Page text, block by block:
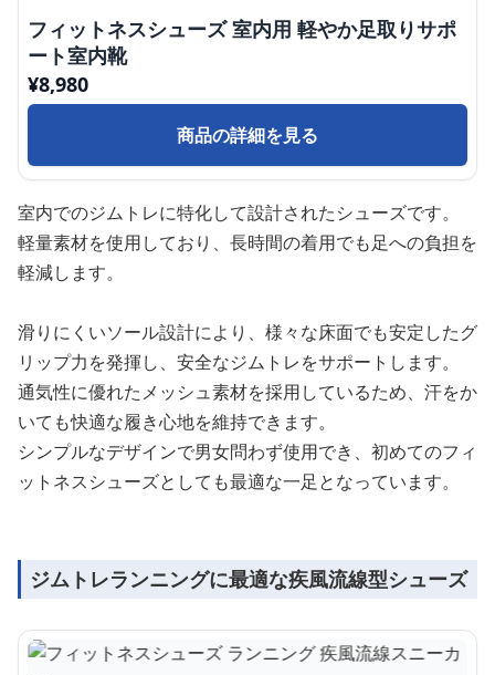
フィットネスシューズ 室内用 軽やか足取りサポ
ート室内靴
¥8,980
商品の詳細を見る
室内でのジムトレに特化して設計されたシューズです。
軽量素材を使用しており、長時間の着用でも足への負担を
軽減します。
滑りにくいソール設計により、様々な床面でも安定したグ
リップ力を発揮し、安全なジムトレをサポートします。
通気性に優れたメッシュ素材を採用しているため、汗をか
いても快適な履き心地を維持できます。
シンプルなデザインで男女問わず使用でき、初めてのフィ
ットネスシューズとしても最適な一足となっています。
ジムトレランニングに最適な疾風流線型シューズ